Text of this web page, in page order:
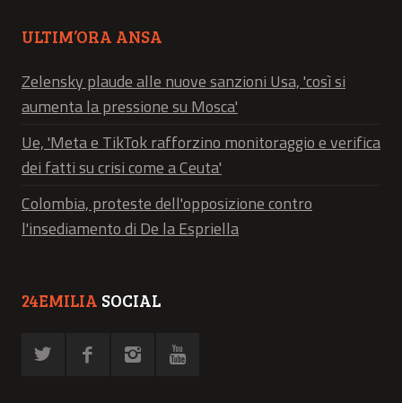
ULTIM’ORA ANSA
Zelensky plaude alle nuove sanzioni Usa, 'così si
aumenta la pressione su Mosca'
Ue, 'Meta e TikTok rafforzino monitoraggio e verifica
dei fatti su crisi come a Ceuta'
Colombia, proteste dell'opposizione contro
l'insediamento di De la Espriella
24EMILIA SOCIAL